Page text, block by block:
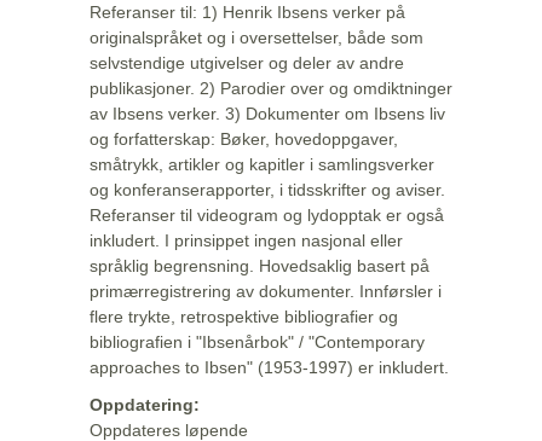
Referanser til: 1) Henrik Ibsens verker på
originalspråket og i oversettelser, både som
selvstendige utgivelser og deler av andre
publikasjoner. 2) Parodier over og omdiktninger
av Ibsens verker. 3) Dokumenter om Ibsens liv
og forfatterskap: Bøker, hovedoppgaver,
småtrykk, artikler og kapitler i samlingsverker
og konferanserapporter, i tidsskrifter og aviser.
Referanser til videogram og lydopptak er også
inkludert. I prinsippet ingen nasjonal eller
språklig begrensning. Hovedsaklig basert på
primærregistrering av dokumenter. Innførsler i
flere trykte, retrospektive bibliografier og
bibliografien i "Ibsenårbok" / "Contemporary
approaches to Ibsen" (1953-1997) er inkludert.
Oppdatering:
Oppdateres løpende